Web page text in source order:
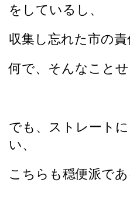
をしているし、
収集し忘れた市の責
何で、そんなこと
でも、ストレート
い、
こちらも穏便派であ